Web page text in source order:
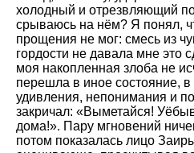
холодный и отрезвляющий
срываюсь на нём? Я понял,
прощения не мог: смесь из
гордости не давала мне это
моя накопленная злоба не
перешла в иное состояние, в
удивления, непонимания и
закричал: «Выметайся!
дома!». Пару мгновений
потом показалась лицо